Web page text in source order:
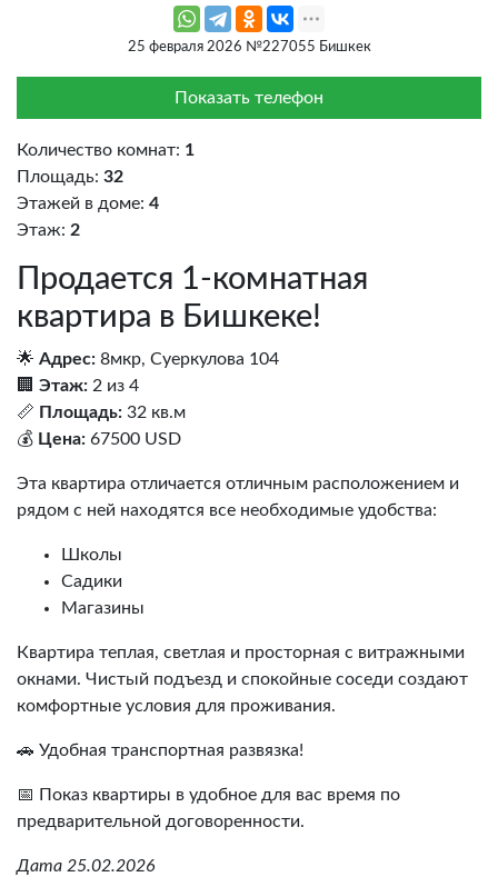
25 февраля 2026 №227055 Бишкек
Показать телефон
Количество комнат: 1
Площадь: 32
Этажей в доме: 4
Этаж: 2
Продается 1-комнатная
квартира в Бишкеке!
🌟 Адрес: 8мкр, Суеркулова 104
🏢 Этаж: 2 из 4
📏 Площадь: 32 кв.м
💰 Цена: 67500 USD
Эта квартира отличается отличным расположением и
рядом с ней находятся все необходимые удобства:
Школы
Садики
Магазины
Квартира теплая, светлая и просторная с витражными
окнами. Чистый подъезд и спокойные соседи создают
комфортные условия для проживания.
🚗 Удобная транспортная развязка!
📅 Показ квартиры в удобное для вас время по
предварительной договоренности.
Дата 25.02.2026